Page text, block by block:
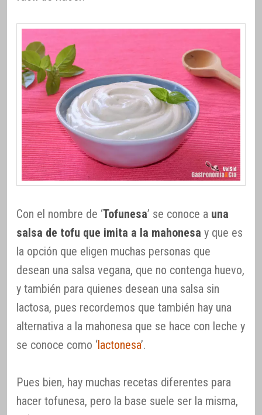
Con el nombre de ‘Tofunesa’ se conoce a una
salsa de tofu que imita a la mahonesa y que es
la opción que eligen muchas personas que
desean una salsa vegana, que no contenga huevo,
y también para quienes desean una salsa sin
lactosa, pues recordemos que también hay una
alternativa a la mahonesa que se hace con leche y
se conoce como ‘lactonesa’.
Pues bien, hay muchas recetas diferentes para
hacer tofunesa, pero la base suele ser la misma,